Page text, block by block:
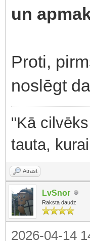
un
Proti,
noslēgt
"Kā
tauta,
Atrast
LvSnor
Raksta daudz
2026-04-14